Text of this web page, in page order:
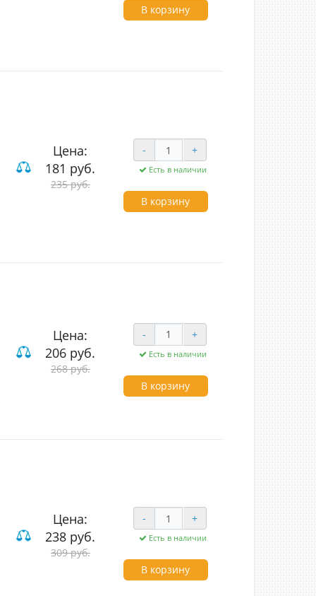
В корзину
Цена:
181 руб.
235 руб.
- +
Есть в наличии
В корзину
Цена:
206 руб.
268 руб.
- +
Есть в наличии
В корзину
и компьютерные
Цена:
238 руб.
309 руб.
- +
Есть в наличии
В корзину